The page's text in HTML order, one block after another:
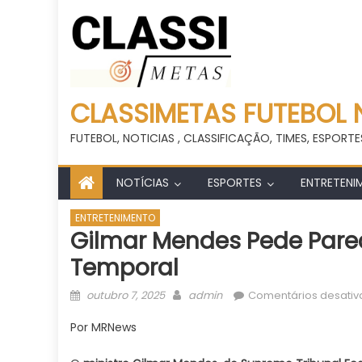
CLASSIMETAS FUTEBOL
FUTEBOL, NOTICIAS , CLASSIFICAÇÃO, TIMES,
NOTÍCIAS ESPORTES
ENTRETENIMENTO
Gilmar Mendes Pede
Temporal
Posted
outubro 7, 2025 Author
admin Comentários
Por MRNews